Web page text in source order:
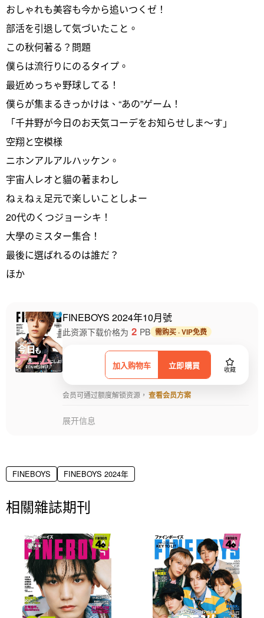
おしゃれも美容も今から追いつくゼ！
部活を引退して気づいたこと。
この秋何著る？問題
僕らは流行りにのるタイプ。
最近めっちゃ野球してる！
僕らが集まるきっかけは、“あの”ゲーム！
「千井野が今日のお天気コーデをお知らせしま～す」
空翔と空模様
ニホンアルアルハッケン。
宇宙人レオと貓の著まわし
ねぇねぇ足元で楽しいことしよー
20代のくつジョーシキ！
大學のミスター集合！
最後に選ばれるのは誰だ？
ほか
FINEBOYS 2024年10月號
加入购物车 立即購買 收藏
此资源下载价格为 2 PB 需购买 · VIP免费
会员可通过额度解锁资源， 查看会员方案
展开信息
FINEBOYS FINEBOYS 2024年
相關雜誌期刊